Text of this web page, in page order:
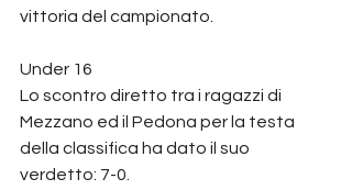
vittoria del campionato.
Under 16
Lo scontro diretto tra i ragazzi di
Mezzano ed il Pedona per la testa
della classifica ha dato il suo
verdetto: 7-0.